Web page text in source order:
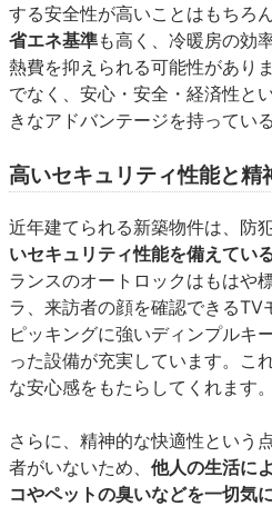
する安全性が高いことはもちろ
省エネ基準も高く、冷暖房の効
熱費を抑えられる可能性があり
でなく、安心・安全・経済性と
きなアドバンテージを持ってい
高いセキュリティ性能と精
近年建てられる新築物件は、防
いセキュリティ性能を備えてい
ランスのオートロックはもはや
ラ、来訪者の顔を確認できるTV
ピッキングに強いディンプルキ
った設備が充実しています。こ
な安心感をもたらしてくれます。
さらに、精神的な快適性という
者がいないため、 他人の生活に
コやペットの臭いなどを一切気